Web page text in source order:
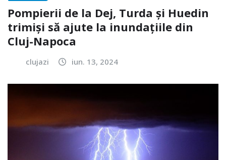
Pompierii de la Dej, Turda și Huedin
trimiși să ajute la inundațiile din
Cluj-Napoca
clujazi iun. 13, 2024